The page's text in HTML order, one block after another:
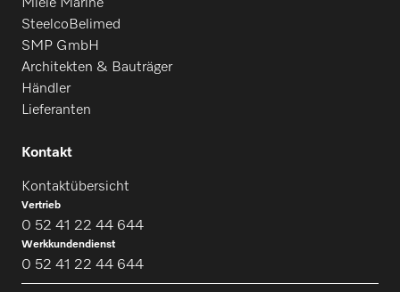
Miele Marine
SteelcoBelimed
SMP GmbH
Architekten & Bauträger
Händler
Lieferanten
Kontakt
Kontaktübersicht
Vertrieb
0 52 41 22 44 644
Werkkundendienst
0 52 41 22 44 644